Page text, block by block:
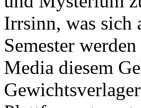
Irrsinn, was sich
Semester
Media diesem